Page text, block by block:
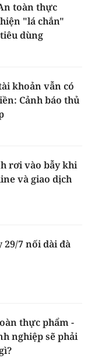
toàn thực
"lá chắn"
dùng
khoản vẫn có
Cảnh báo thủ
rơi vào bẫy khi
và giao dịch
29/7 nối dài đà
thực phẩm -
nghiệp sẽ phải